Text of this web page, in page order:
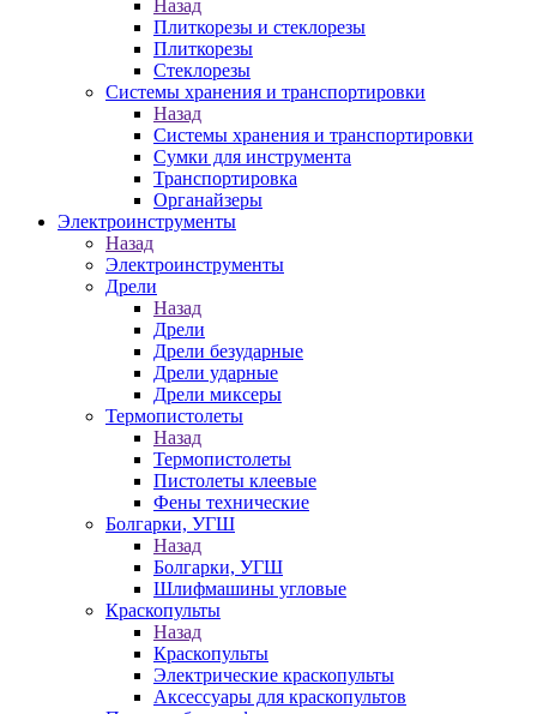
Назад
Плиткорезы и стеклорезы
Плиткорезы
Стеклорезы
Системы хранения и транспортировки
Назад
Системы хранения и транспортировки
Сумки для инструмента
Транспортировка
Органайзеры
Электроинструменты
Назад
Электроинструменты
Дрели
Назад
Дрели
Дрели безударные
Дрели ударные
Дрели миксеры
Термопистолеты
Назад
Термопистолеты
Пистолеты клеевые
Фены технические
Болгарки, УГШ
Назад
Болгарки, УГШ
Шлифмашины угловые
Краскопульты
Назад
Краскопульты
Электрические краскопульты
Аксессуары для краскопультов